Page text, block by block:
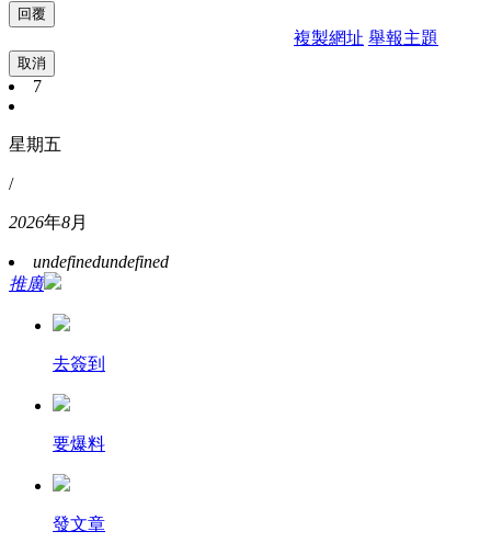
複製網址 舉報主題
取消
7
星期五
/
2026年8月
undefinedundefined
推廣
去簽到
要爆料
發文章